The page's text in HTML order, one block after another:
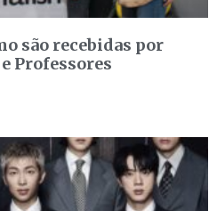
são recebidas por
Professores